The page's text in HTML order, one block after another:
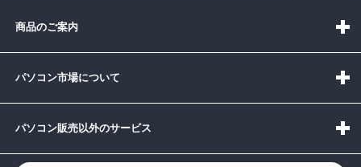
商品のご案内
パソコン市場について
パソコン販売以外のサービス